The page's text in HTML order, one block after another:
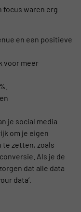
focus waren erg
en een positieve
voor meer
je social media
om je eigen
te zetten, zoals
Als je de
dat alle data
data’.